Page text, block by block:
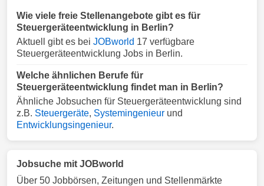
Wie viele freie Stellenangebote gibt es für
Steuergeräteentwicklung in Berlin?
Aktuell gibt es bei JOBworld 17 verfügbare
Steuergeräteentwicklung Jobs in Berlin.
Welche ähnlichen Berufe für
Steuergeräteentwicklung findet man in Berlin?
Ähnliche Jobsuchen für Steuergeräteentwicklung sind
z.B. Steuergeräte, Systemingenieur und
Entwicklungsingenieur.
Jobsuche mit JOBworld
Über 50 Jobbörsen, Zeitungen und Stellenmärkte